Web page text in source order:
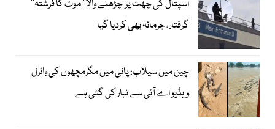
اسپتال کی چھت پر چڑھنے والا ’’موت کا فرشتہ‘‘
گرفتار، جرمانہ بھی کردیا گیا
چین میں سیلاب: پانی میں مگرمچھوں کی وائرل
ویڈیو اے آئی سے تیار کی گئی ہے